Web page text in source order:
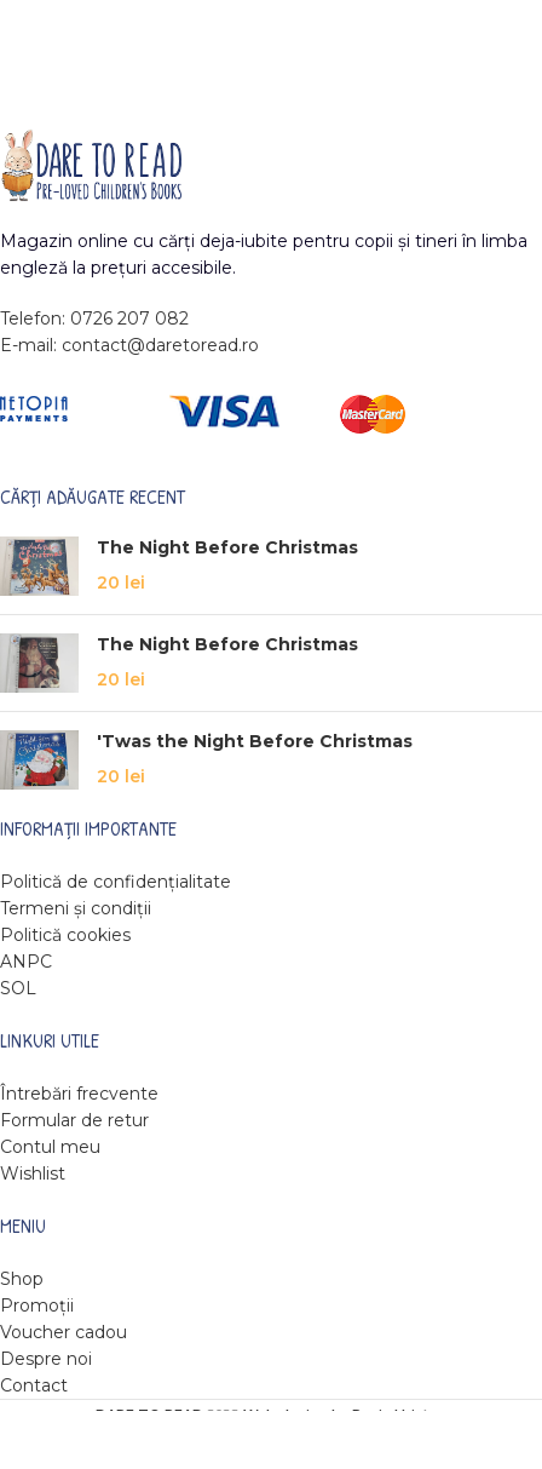
Magazin online cu cărți deja-iubite pentru copii și tineri în limba
engleză la prețuri accesibile.
Telefon: 0726 207 082
E-mail: contact@daretoread.ro
CĂRȚI ADĂUGATE RECENT
The Night Before Christmas
20 lei
The Night Before Christmas
20 lei
'Twas the Night Before Christmas
20 lei
INFORMAȚII IMPORTANTE
Politică de confidențialitate
Termeni și condiții
Politică cookies
ANPC
SOL
LINKURI UTILE
Întrebări frecvente
Formular de retur
Contul meu
Wishlist
MENIU
Shop
Promoții
Voucher cadou
Despre noi
Contact
DARE TO READ 2022 Web design by Roxie Hristev